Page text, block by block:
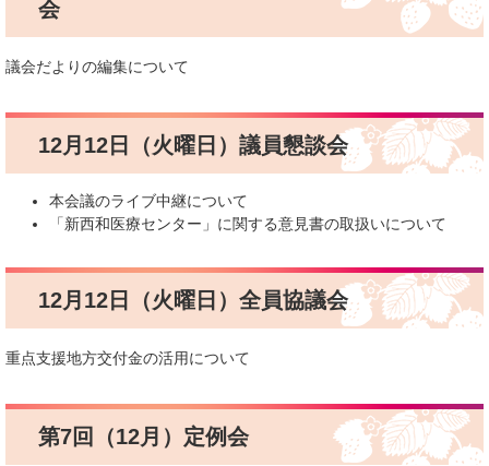
会
議会だよりの編集について
12月12日（火曜日）議員懇談会
本会議のライブ中継について
「新西和医療センター」に関する意見書の取扱いについて
12月12日（火曜日）全員協議会
重点支援地方交付金の活用について
第7回（12月）定例会